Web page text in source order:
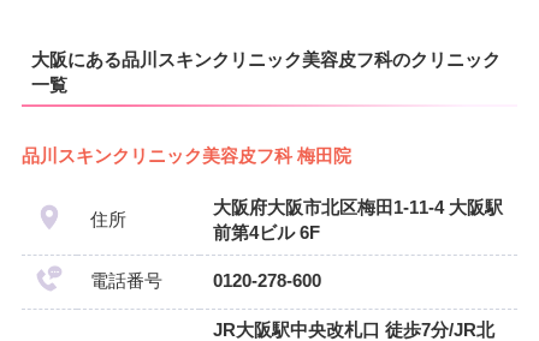
大阪にある品川スキンクリニック美容皮フ科のクリニック
一覧
品川スキンクリニック美容皮フ科 梅田院
住所
大阪府大阪市北区梅田1-11-4 大阪駅
前第4ビル 6F
電話番号 0120-278-600
JR大阪駅中央改札口 徒歩7分/JR北